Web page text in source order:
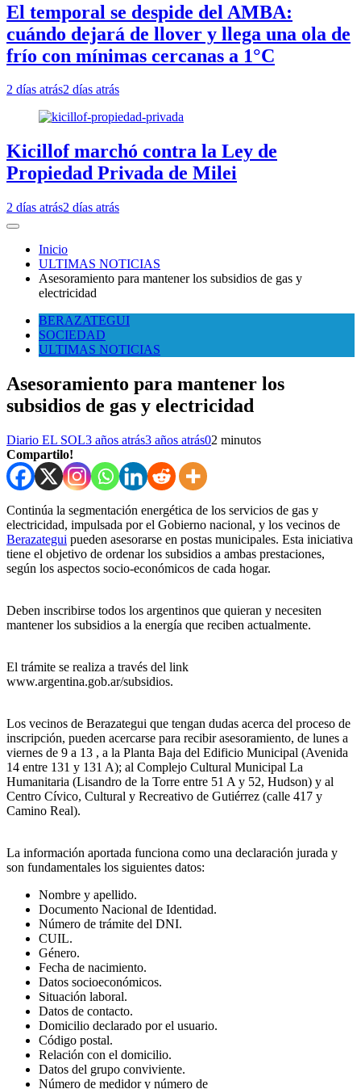
El temporal se despide del AMBA:
cuándo dejará de llover y llega una ola de
frío con mínimas cercanas a 1°C
2 días atrás2 días atrás
Kicillof marchó contra la Ley de
Propiedad Privada de Milei
2 días atrás2 días atrás
Inicio
ULTIMAS NOTICIAS
Asesoramiento para mantener los subsidios de gas y
electricidad
BERAZATEGUI
SOCIEDAD
ULTIMAS NOTICIAS
Asesoramiento para mantener los
subsidios de gas y electricidad
Diario EL SOL3 años atrás3 años atrás02 minutos
Compartilo!
Continúa la segmentación energética de los servicios de gas y
electricidad, impulsada por el Gobierno nacional, y los vecinos de
Berazategui pueden asesorarse en postas municipales. Esta iniciativa
tiene el objetivo de ordenar los subsidios a ambas prestaciones,
según los aspectos socio-económicos de cada hogar.
Deben inscribirse todos los argentinos que quieran y necesiten
mantener los subsidios a la energía que reciben actualmente.
El trámite se realiza a través del link
www.argentina.gob.ar/subsidios.
Los vecinos de Berazategui que tengan dudas acerca del proceso de
inscripción, pueden acercarse para recibir asesoramiento, de lunes a
viernes de 9 a 13 , a la Planta Baja del Edificio Municipal (Avenida
14 entre 131 y 131 A); al Complejo Cultural Municipal La
Humanitaria (Lisandro de la Torre entre 51 A y 52, Hudson) y al
Centro Cívico, Cultural y Recreativo de Gutiérrez (calle 417 y
Camino Real).
La información aportada funciona como una declaración jurada y
son fundamentales los siguientes datos:
Nombre y apellido.
Documento Nacional de Identidad.
Número de trámite del DNI.
CUIL.
Género.
Fecha de nacimiento.
Datos socioeconómicos.
Situación laboral.
Datos de contacto.
Domicilio declarado por el usuario.
Código postal.
Relación con el domicilio.
Datos del grupo conviviente.
Número de medidor y número de